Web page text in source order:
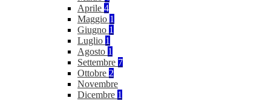
Aprile 4
Maggio 1
Giugno 1
Luglio 1
Agosto 1
Settembre 7
Ottobre 2
Novembre
Dicembre 1